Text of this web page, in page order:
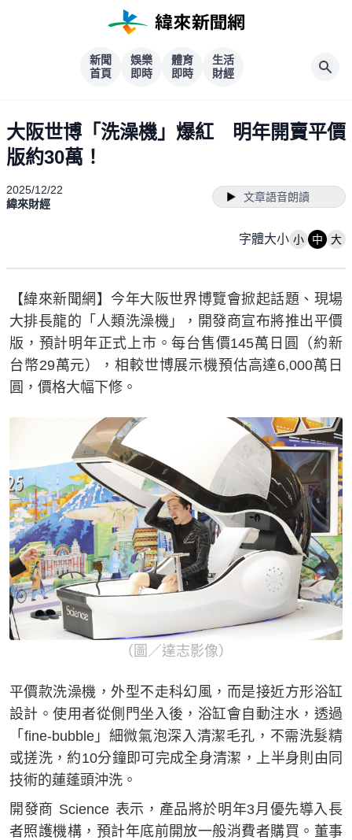
新聞
首頁
娛樂
即時
體育
即時
生活
財經
大阪世博「洗澡機」爆紅 明年開賣平價
版約30萬！
2025/12/22
緯來財經
文章語音朗讀
字體大小 小 中 大
【緯來新聞網】今年大阪世界博覽會掀起話題、現場
大排長龍的「人類洗澡機」，開發商宣布將推出平價
版，預計明年正式上市。每台售價145萬日圓（約新
台幣29萬元），相較世博展示機預估高達6,000萬日
圓，價格大幅下修。
（圖／達志影像）
平價款洗澡機，外型不走科幻風，而是接近方形浴缸
設計。使用者從側門坐入後，浴缸會自動注水，透過
「fine-bubble」細微氣泡深入清潔毛孔，不需洗髮精
或搓洗，約10分鐘即可完成全身清潔，上半身則由同
技術的蓮蓬頭沖洗。
開發商 Science 表示，產品將於明年3月優先導入長
者照護機構，預計年底前開放一般消費者購買。董事